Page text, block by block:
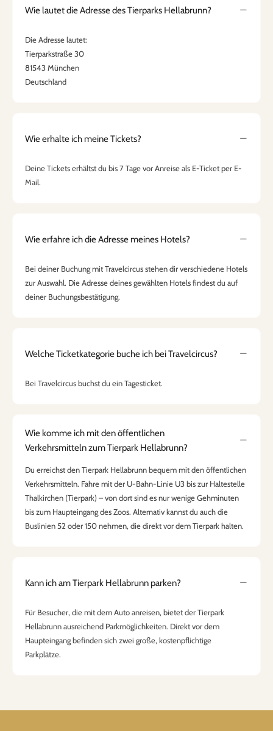
Wie lautet die Adresse des Tierparks Hellabrunn?
Die Adresse lautet:
Tierparkstraße 30
81543 München
Deutschland
Wie erhalte ich meine Tickets?
Deine Tickets erhältst du bis 7 Tage vor Anreise als E-Ticket per E-
Mail.
Wie erfahre ich die Adresse meines Hotels?
Bei deiner Buchung mit Travelcircus stehen dir verschiedene Hotels
zur Auswahl. Die Adresse deines gewählten Hotels findest du auf
deiner Buchungsbestätigung.
Welche Ticketkategorie buche ich bei Travelcircus?
Bei Travelcircus buchst du ein Tagesticket.
Wie komme ich mit den öffentlichen
Verkehrsmitteln zum Tierpark Hellabrunn?
Du erreichst den Tierpark Hellabrunn bequem mit den öffentlichen
Verkehrsmitteln. Fahre mit der U-Bahn-Linie U3 bis zur Haltestelle
Thalkirchen (Tierpark) – von dort sind es nur wenige Gehminuten
bis zum Haupteingang des Zoos. Alternativ kannst du auch die
Buslinien 52 oder 150 nehmen, die direkt vor dem Tierpark halten.
Kann ich am Tierpark Hellabrunn parken?
Für Besucher, die mit dem Auto anreisen, bietet der Tierpark
Hellabrunn ausreichend Parkmöglichkeiten. Direkt vor dem
Haupteingang befinden sich zwei große, kostenpflichtige
Parkplätze.